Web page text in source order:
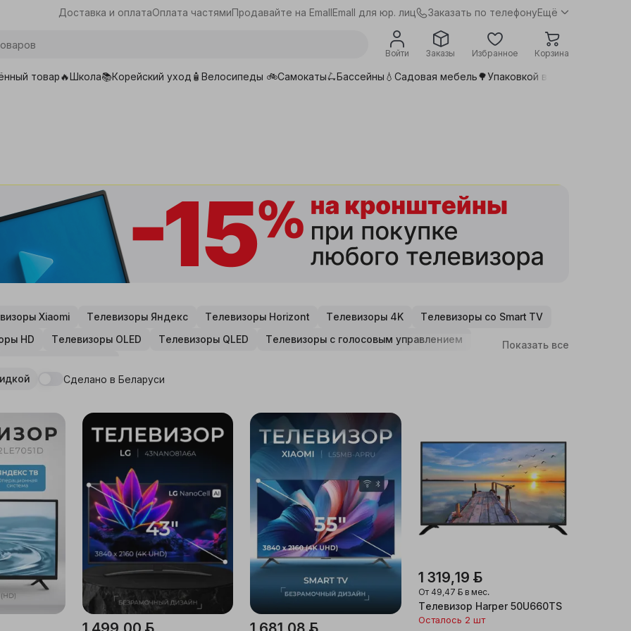
Доставка и оплатаОплата частямиПродавайте на EmallEmall для юр. лиц Заказать по телефонуЕщё
Войти Заказы Избранное Корзина
товар🔥Школа📚Корейский уход🧴 Велосипеды 🚲Самокаты🛴Бассейны💧 Садовая мебель🌳Упаковкой выгоднее📦
для школы
Xiaomi Телевизоры Яндекс Телевизоры Horizont Телевизоры 4K
Телевизоры со Smart TV
HD Телевизоры OLED Телевизоры QLED
Телевизоры с голосовым управлением
Показать все
Сделано в Беларуси
1 319,19 ƃ
От 49,47 ƃв мес.
Телевизор Harper 50U660TS
Осталось 2 шт